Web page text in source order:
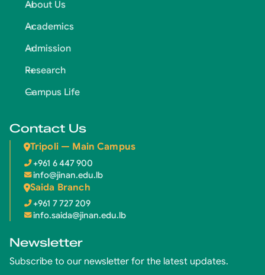
About Us
Academics
Admission
Research
Campus Life
Contact Us
Tripoli — Main Campus
+961 6 447 900
info@jinan.edu.lb
Saida Branch
+961 7 727 209
info.saida@jinan.edu.lb
Newsletter
Subscribe to our newsletter for the latest updates.